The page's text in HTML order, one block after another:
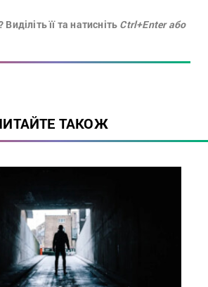
її та натисніть Ctrl+Enter або
ТАКОЖ